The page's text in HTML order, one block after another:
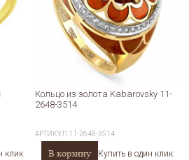
клик
Кольцо из золота Kabarovsky 11-
2648-3514
АРТИКУЛ 11-2648-3514
В корзину Купить в один клик